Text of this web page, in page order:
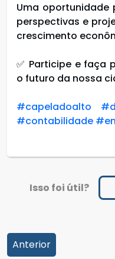
Uma oportunidade
perspectivas e
crescimento
✅ Participe e faça
o futuro da nossa
#capeladoalto
#contabilidade
Isso foi útil?
Anterior